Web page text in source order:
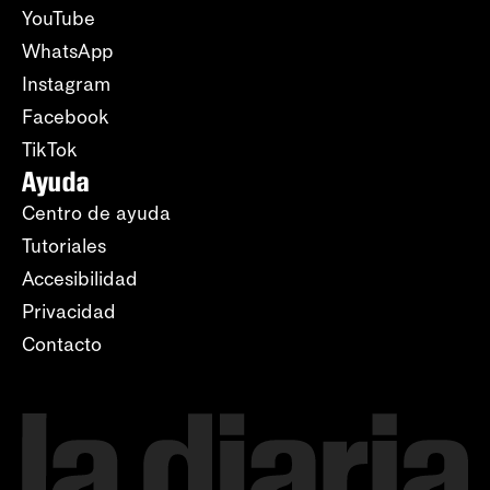
YouTube
WhatsApp
Instagram
Facebook
TikTok
Ayuda
Centro de ayuda
Tutoriales
Accesibilidad
Privacidad
Contacto